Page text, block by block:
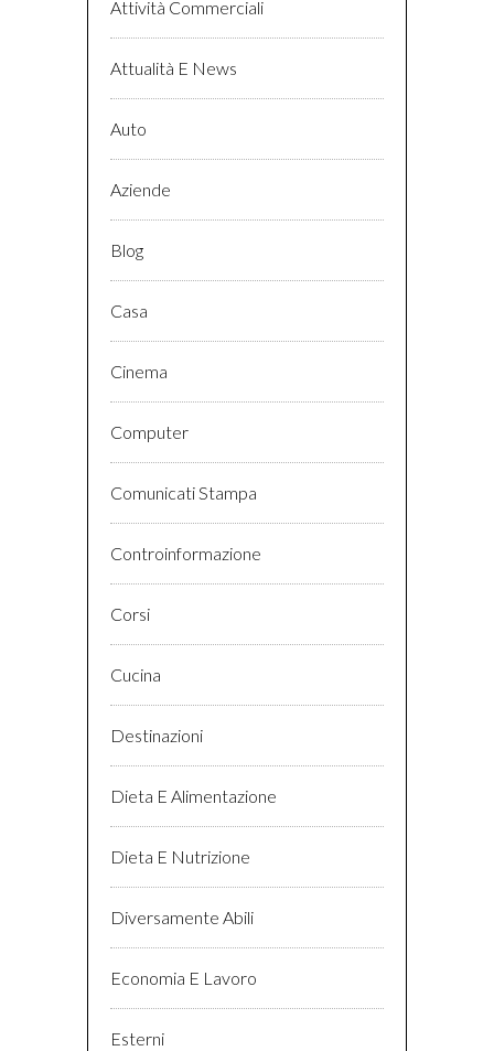
Attività Commerciali
Attualità E News
Auto
Aziende
Blog
Casa
Cinema
Computer
Comunicati Stampa
Controinformazione
Corsi
Cucina
Destinazioni
Dieta E Alimentazione
Dieta E Nutrizione
Diversamente Abili
Economia E Lavoro
Esterni